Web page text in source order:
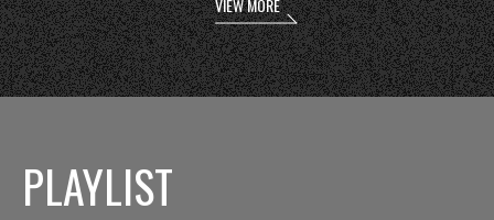
VIEW MORE
PLAYLIST